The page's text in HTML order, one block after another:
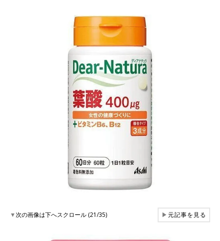
▼次の画像は下へスクロール (21/35) ▶元記事を見る